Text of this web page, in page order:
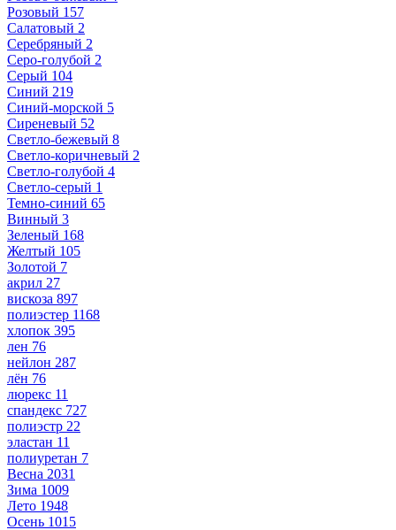
Розовый 157
Салатовый 2
Серебряный 2
Серо-голубой 2
Серый 104
Синий 219
Синий-морской 5
Сиреневый 52
Светло-бежевый 8
Светло-коричневый 2
Светло-голубой 4
Светло-серый 1
Темно-синий 65
Винный 3
Зеленый 168
Желтый 105
Золотой 7
акрил 27
вискоза 897
полиэстер 1168
хлопок 395
лен 76
нейлон 287
лён 76
люрекс 11
спандекс 727
полиэстр 22
эластан 11
полиуретан 7
Весна 2031
Зима 1009
Лето 1948
Осень 1015